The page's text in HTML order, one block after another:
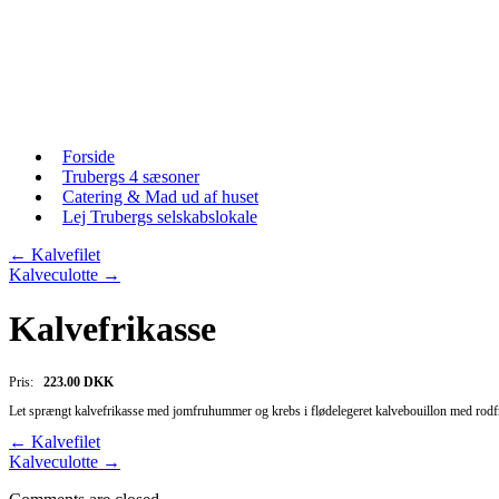
Skip
content
Forside
Trubergs 4 sæsoner
Catering & Mad ud af huset
Lej Trubergs selskabslokale
← Kalvefilet
Kalveculotte →
Kalvefrikasse
Pris:
223.00 DKK
Let sprængt kalvefrikasse med jomfruhummer og krebs i flødelegeret kalvebouillon med
← Kalvefilet
Kalveculotte →